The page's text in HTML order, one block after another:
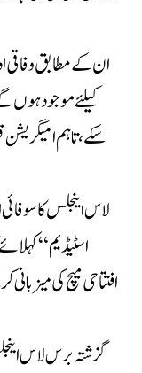
ان کے مطابق وفاقی
کیلئے موجود ہوں
سکے، تاہم
لاس اینجلس کا
افتتاحی میچ کی
گزشتہ برس لاس